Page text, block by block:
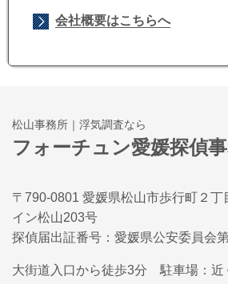
会社概要はこちらへ
松山事務所｜浮気調査なら
フォーチュン愛媛探偵
〒790-0801 愛媛県松山市歩行町２
イン松山203号
探偵届出証番号： 愛媛県公安委員会
大街道入口から徒歩3分 駐車場：近